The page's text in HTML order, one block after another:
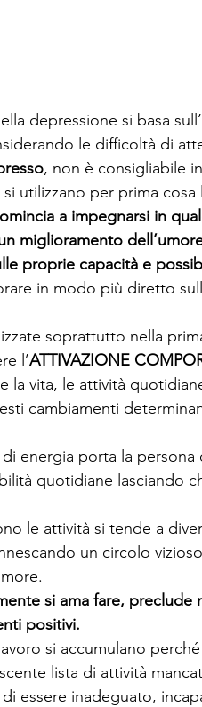
depressione si basa
le difficoltà di
, non è consigliabile
utilizzano per prima cosa
a impegnarsi in
miglioramento
proprie capacità e
in modo più diretto
soprattutto nella
l’ATTIVAZIONE
la vita, le attività
cambiamenti
energia porta la persona
quotidiane lasciando
le attività si tende a
un circolo
si ama fare, preclude
positivi.
si accumulano
lista di attività
essere inadeguato,